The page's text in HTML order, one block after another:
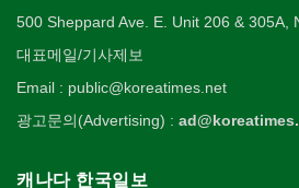
500 Sheppard Ave. E. Unit 206 & 305A,
대표메일/기사제보
Email : public@koreatimes.net
광고문의(Advertising) :
캐나다 한국일보